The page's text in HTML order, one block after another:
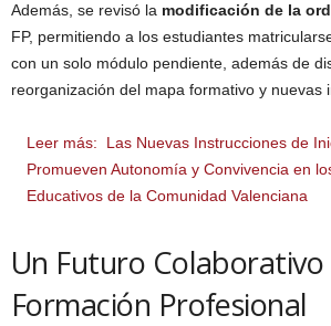
Además, se revisó la modificación de la
FP, permitiendo a los estudiantes
con un solo módulo pendiente, además de
reorganización del mapa formativo y nuevas
Leer más:
Las Nuevas Instrucciones de
Promueven Autonomía y Convivencia en
Educativos de la Comunidad Valenciana
Un Futuro Colaborativo
Formación Profesional